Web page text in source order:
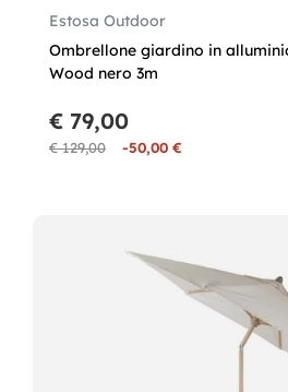
Estosa Outdoor
Ombrellone giardino in
Wood nero 3m
€ 129,00 -50,00 €
€ 79,00